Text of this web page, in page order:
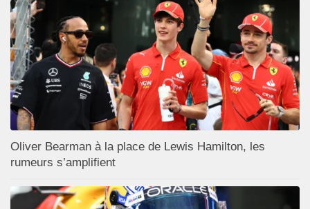
Oliver Bearman à la place de Lewis Hamilton, les
rumeurs s’amplifient